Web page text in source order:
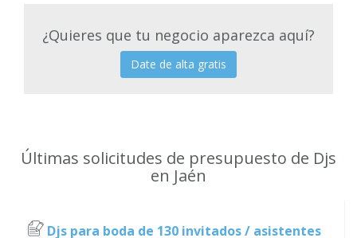
¿Quieres que tu negocio aparezca aquí?
Date de alta gratis
Últimas solicitudes de presupuesto de Djs
en Jaén
Djs para boda de 130 invitados / asistentes